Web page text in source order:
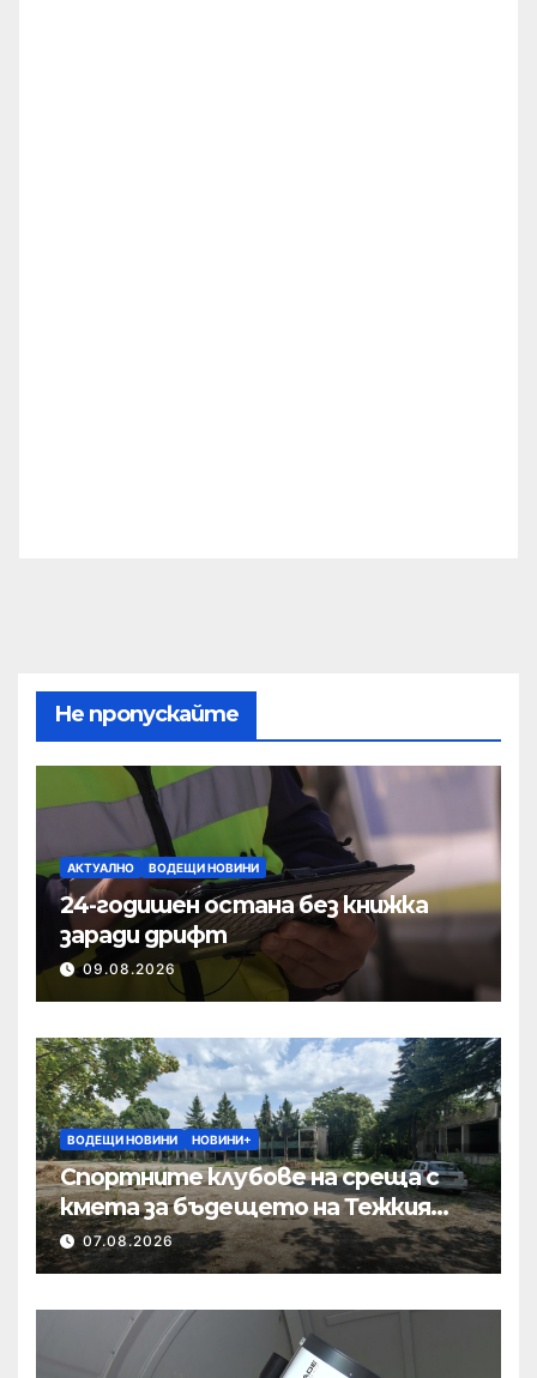
Не пропускайте
АКТУАЛНО ВОДЕЩИ НОВИНИ
24-годишен остана без книжка
заради дрифт
09.08.2026
ВОДЕЩИ НОВИНИ НОВИНИ+
Спортните клубове на среща с
кмета за бъдещето на Тежкия
полк
07.08.2026